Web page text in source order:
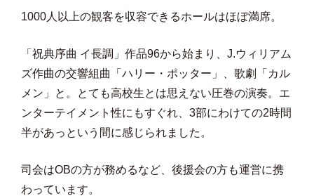
1000人以上の観客を収容できるホールはほぼ満席。
「祝典序曲 イ長調」作品96から始まり、J.ウィリアム
ズ作曲の交響組曲「ハリー・ポッター」、歌劇「カル
メン」と。とても高校生とは思えない圧巻の演奏。エ
ンターテイメント性にもすぐれ、3部にわけての2時間
半があっという間に感じられました。
司会はOBの方が務めるなど、後援会の方も運営に携
わっています。